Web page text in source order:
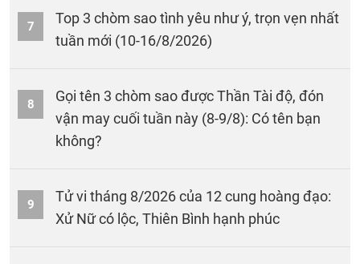
7
Top 3 chòm sao tình yêu như ý, trọn vẹn nhất
tuần mới (10-16/8/2026)
8
Gọi tên 3 chòm sao được Thần Tài độ, đón
vận may cuối tuần này (8-9/8): Có tên bạn
không?
9
Tử vi tháng 8/2026 của 12 cung hoàng đạo:
Xử Nữ có lộc, Thiên Bình hạnh phúc